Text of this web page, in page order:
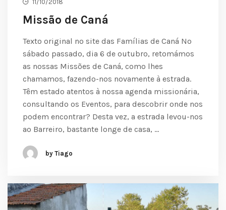
11/10/2018
Missão de Caná
Texto original no site das Famílias de Caná No
sábado passado, dia 6 de outubro, retomámos
as nossas Missões de Caná, como lhes
chamamos, fazendo-nos novamente à estrada.
Têm estado atentos à nossa agenda missionária,
consultando os Eventos, para descobrir onde nos
podem encontrar? Desta vez, a estrada levou-nos
ao Barreiro, bastante longe de casa, …
by Tiago